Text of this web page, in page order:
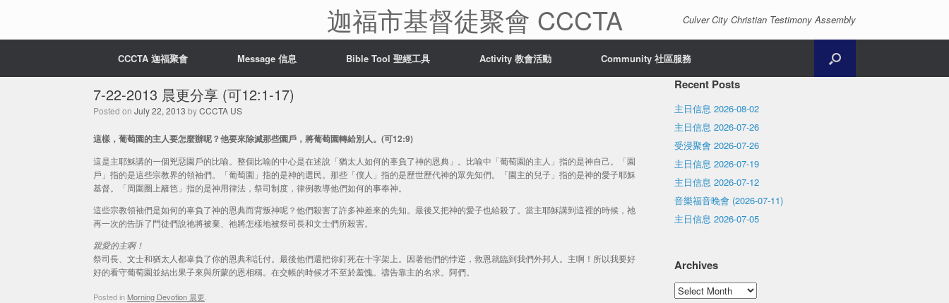
迦福市基督徒聚會 CCCTA Culver City Christian Testimony Assembly
CCCTA 迦福聚會 Message 信息 Bible Tool 聖經工具 Activity 教會活動 Community 社區服務
7-22-2013 晨更分享 (可12:1-17)
Posted on July 22, 2013 byCCCTA US
這樣，葡萄園的主人要怎麼辦呢？他要來除滅那些園戶，將葡萄園轉給別人。(可12:9)
這是主耶穌講的一個兇惡園戶的比喻。整個比喻的中心是在述說「猶太人如何的辜負了神的恩典」。比喻中「葡萄園的主人」指的是神自己。「園
戶」指的是這些宗教界的領袖們。「葡萄園」指的是神的選民。那些「僕人」指的是歷世歷代神的眾先知們。「園主的兒子」指的是神的愛子耶穌
基督。「周圍圈上籬笆」指的是神用律法，祭司制度，律例教導他們如何的事奉神。
這些宗教領袖們是如何的辜負了神的恩典而背叛神呢？他們殺害了許多神差來的先知。最後又把神的愛子也給殺了。當主耶穌講到這裡的時候，祂
再一次的告訴了門徒們說祂將被棄、祂將怎樣地被祭司長和文士們所殺害。
親愛的主啊！
祭司長、文士和猶太人都辜負了你的恩典和託付。最後他們還把你釘死在十字架上。因著他們的悖逆，救恩就臨到我們外邦人。主啊！所以我要好
好的看守葡萄園並結出果子來與所蒙的恩相稱。在交帳的時候才不至於羞愧。禱告靠主的名求。阿們。
Posted in Morning Devotion 晨更
Recent Posts
主日信息 2026-08-02
主日信息 2026-07-26
受浸聚會 2026-07-26
主日信息 2026-07-19
主日信息 2026-07-12
音樂福音晚會 (2026-07-11)
主日信息 2026-07-05
Archives
Archives